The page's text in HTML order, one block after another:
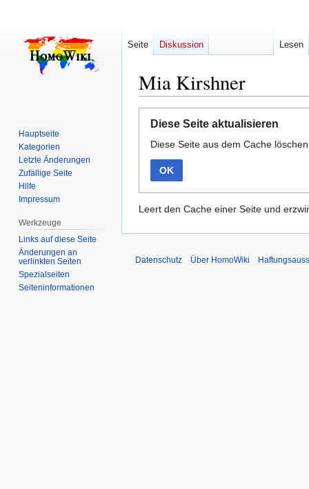
Mia Kirshner
Navigation
springen
Suche
springen
Diese Seite aktualisieren
Diese Seite aus dem Cache
OK
Leert den Cache einer Seite und
Seite Diskussion Lesen
Hauptseite
Kategorien
Letzte Änderungen
Zufällige Seite
Hilfe
Impressum
Werkzeuge
Links auf diese Seite
Änderungen an
verlinkten Seiten
Spezialseiten
Seiten­­informationen
Datenschutz Über HomoWiki